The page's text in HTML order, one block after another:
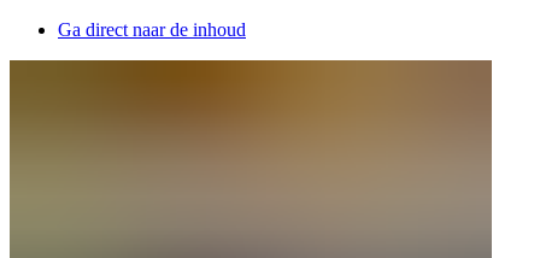
Ga direct naar de inhoud